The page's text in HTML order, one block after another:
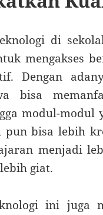
di
mengakses
Dengan
bisa
modul-modul
pun bisa lebih
menjadi
giat.
ini juga